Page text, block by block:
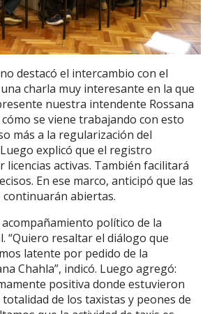
destacó el intercambio con el
charla muy interesante en la que
nuestra intendente Rossana
se viene trabajando con esto
más a la regularización del
explicó que el registro
activas. También facilitará
En ese marco, anticipó que las
continuarán abiertas.
político de la
“Quiero resaltar el diálogo que
latente por pedido de la
Chahla”, indicó. Luego agregó:
positiva donde estuvieron
de los taxistas y peones de